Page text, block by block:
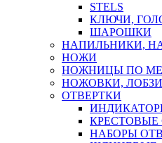
STELS
КЛЮЧИ,
ШАРОШКИ
НАПИЛЬНИКИ,
НОЖИ
НОЖНИЦЫ ПО
НОЖОВКИ,
ОТВЕРТКИ
КРЕСТОВЫЕ
НАБОРЫ